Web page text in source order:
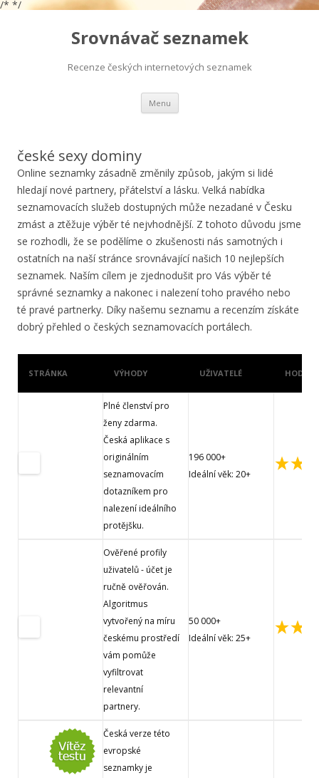
/* */
Srovnávač seznamek
Recenze českých internetových seznamek
Menu Přejít
obsahu
české sexy dominy
Online seznamky zásadně změnily způsob, jakým si lidé
hledají nové partnery, přátelství a lásku. Velká nabídka
seznamovacích služeb dostupných může nezadané v Česku
zmást a ztěžuje výběr té nejvhodnější. Z tohoto důvodu jsme
se rozhodli, že se podělíme o zkušenosti nás samotných i
ostatních na naší stránce srovnávající našich 10 nejlepších
seznamek. Naším cílem je zjednodušit pro Vás výběr té
správné seznamky a nakonec i nalezení toho pravého nebo
té pravé partnerky. Díky našemu seznamu a recenzím získáte
dobrý přehled o českých seznamovacích portálech.
STRÁNKA VÝHODY UŽIVATELÉ
Plné členství pro
ženy zdarma.
Česká aplikace s
originálním
seznamovacím
dotazníkem pro
nalezení ideálního
protějšku.
196 000+
Ideální věk: 20+
Ověřené profily
uživatelů - účet je
ručně ověřován.
Algoritmus
vytvořený na míru
českému prostředí
vám pomůže
vyfiltrovat
relevantní
partnery.
50 000+
Ideální věk: 25+
Česká verze této
evropské
seznamky je